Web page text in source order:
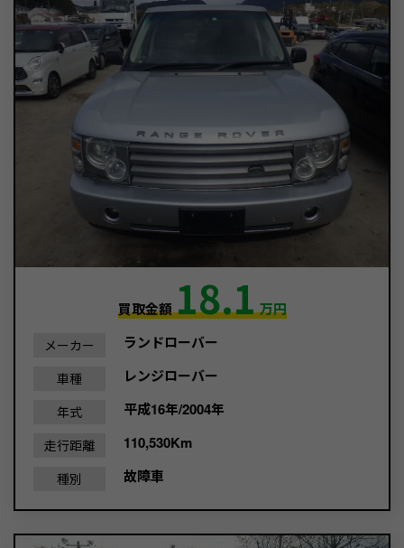
買取金額18.1万円
メーカー ランドローバー
車種 レンジローバー
年式 平成16年/2004年
走行距離 110,530Km
種別 故障車